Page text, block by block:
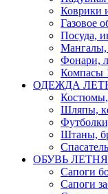
Коврики
Газовое
Посуда,
Мангалы,
Фонари,
Компасы
ОДЕЖДА
Шляпы,
Штаны,
ОБУВЬ
Сапоги
Сапоги